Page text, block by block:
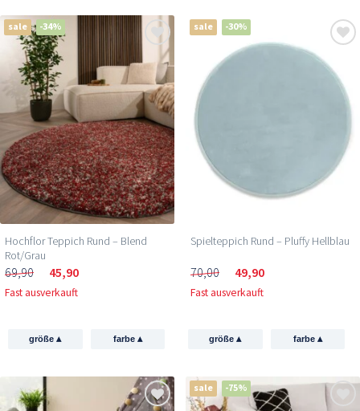
sale -34%
Hochflor Teppich Rund – Blend
Rot/Grau
69,90 45,90
Fast ausverkauft
größe▴ farbe ▴
sale -30%
Spielteppich Rund – Pluffy Hellblau
70,00 49,90
Fast ausverkauft
größe▴ farbe ▴
sale -75%